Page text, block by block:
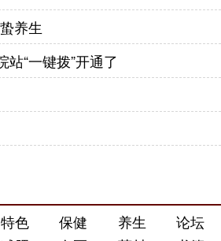
养生
“一键拨”开通了
特色 保健 养生
论坛